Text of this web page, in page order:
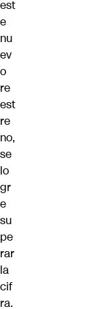
est
e
nu
ev
o
re
est
re
no,
se
lo
gr
e
su
pe
rar
la
cif
ra.